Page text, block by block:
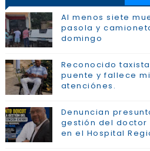
Al menos siete
pasola y
domingo
Reconocido
puente y fallece
atenciónes.
Denuncian
gestión del doctor
en el Hospital